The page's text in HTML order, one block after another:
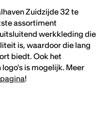
Zuidzijde 32 te
assortiment
werkkleding die
is, waardoor die lang
biedt. Ook het
is mogelijk. Meer
!